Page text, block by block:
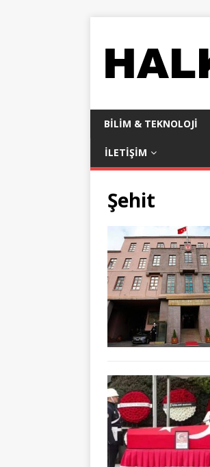
BILIM & TEKNOLOJI
İLETIŞIM
Şehit